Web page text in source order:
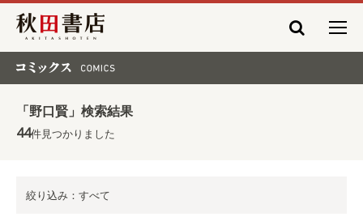
秋田書店
「野口賢」検索結果
44件見つかりました
絞り込み：すべて